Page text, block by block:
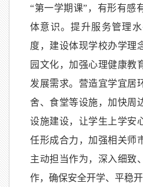
“第一学期课”，有形有感
体意识。提升服务管理
度，建设体现学校办学理
园文化，加强心理健康教
发展需求。营造宜学宜居
舍、食堂等设施，加快周
设施建设，让学生上学安
任形成合力，加强相关师
主动担当作为，深入细致
作，确保安全开学、平稳开